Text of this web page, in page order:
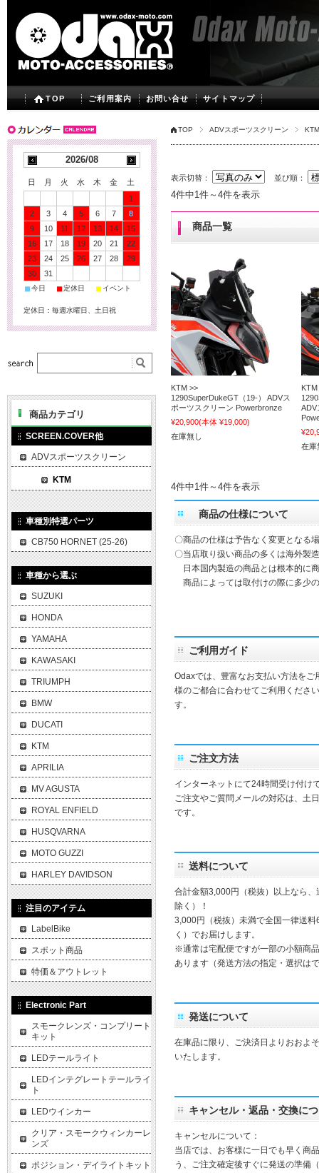
TOP ご利用案内 お問い合せ サイトマップ
TOP ADVスポーツスクリーン KTM
表示切替： 並び順：
4件中1件～4件を表示
商品一覧
KTM >>
1290SuperDukeGT（19-） ADVス
ポーツスクリーン Powerbronze
¥20,900(本体 ¥19,000)
在庫無し
KTM
ADV
在庫
4件中1件～4件を表示
商品の仕様について
〇商品の仕様は予告なく変更となる
〇当店取り扱い商品の多くは海外製
日本国内製造の商品とは根本的に
商品によっては取付けの際に多少
ご利用ガイド
Odaxでは、豊富なお支払い方法を
様のご都合に合わせてご利用くださ
す。
ご注文方法
インターネットにて24時間受け付け
ご注文やご質問メールの対応は、土
です。
送料について
合計金額3,000円（税抜）以上なら
除く）！
3,000円（税抜）未満で全国一律送
く）でお届けします。
※通常は宅配便ですが一部の小額商
あります（発送方法の指定・選択は
発送について
在庫品に限り、ご決済日よりおおよ
いたします。
キャンセル・返品・交換に
キャンセルについて：
当店では、お客様に一日でも早く商
う、ご注文確定後すぐに発送の準備
2026/08
日 月 火 水 木 金
土
1
2
3 4 5 6 7
8
9
10 11 12 13 14
15
16
17 18 19 20 21
22
23
24 25 26 27 28
29
30
31
■今日 ■定休日 ■ イベント
定休日：毎週水曜日、土日祝
商品カテゴリ
SCREEN.COVER他
ADVスポーツスクリーン
KTM
車種別特選パーツ
CB750 HORNET (25-26)
車種から選ぶ
SUZUKI
HONDA
YAMAHA
KAWASAKI
TRIUMPH
BMW
DUCATI
KTM
APRILIA
MV AGUSTA
ROYAL ENFIELD
HUSQVARNA
MOTO GUZZI
HARLEY DAVIDSON
注目のアイテム
LabelBike
スポット商品
特価＆アウトレット
Electronic Part
スモークレンズ・コンプリート
キット
LEDテールライト
LEDインテグレートテールライ
ト
LEDウインカー
クリア・スモークウィンカーレ
ンズ
ポジション・デイライトキット